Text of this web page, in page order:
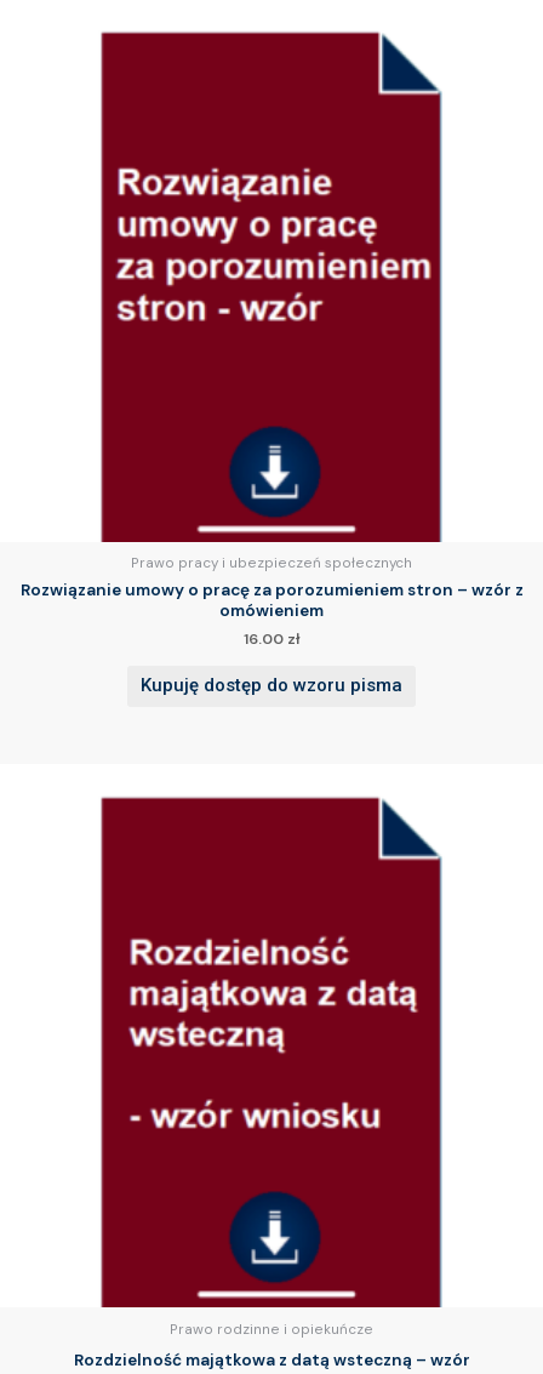
Prawo pracy i ubezpieczeń społecznych
Rozwiązanie umowy o pracę za porozumieniem stron – wzór z
omówieniem
16.00 zł
Kupuję dostęp do wzoru pisma
Prawo rodzinne i opiekuńcze
Rozdzielność majątkowa z datą wsteczną – wzór